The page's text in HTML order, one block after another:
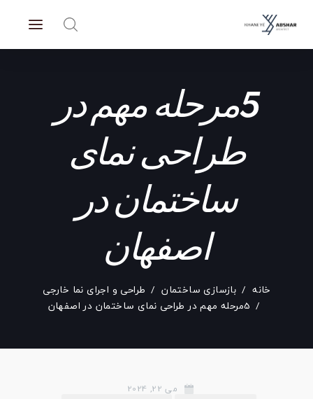
5مرحله مهم در
طراحی نمای
ساختمان در
اصفهان
خانه بازسازی ساختمان
طراحی و اجرای نما خارجی
5مرحله مهم در طراحی نمای ساختمان در اصفهان
می 22, 2024